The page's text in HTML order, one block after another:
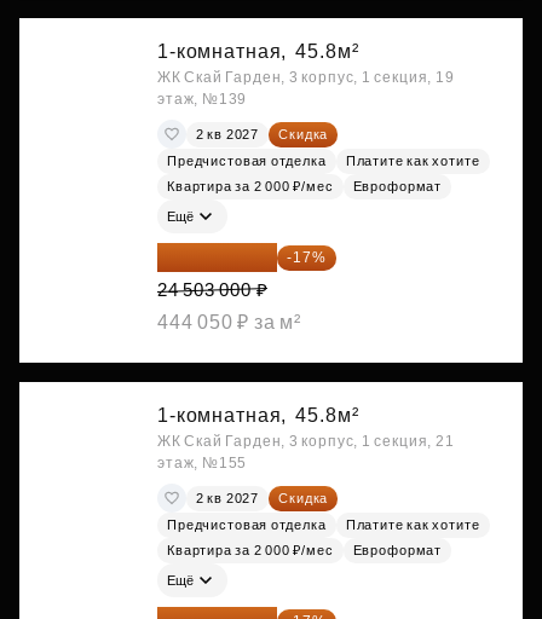
1-комнатная, 45.8м²
ЖК Скай Гарден, 3 корпус, 1 секция, 19
этаж, №139
2 кв 2027
Скидка
Предчистовая отделка
Платите как хотите
Квартира за 2 000 ₽/мес
Евроформат
Ещё
20 337 490 ₽ -17%
24 503 000 ₽
444 050 ₽ за м²
1-комнатная, 45.8м²
ЖК Скай Гарден, 3 корпус, 1 секция, 21
этаж, №155
2 кв 2027
Скидка
Предчистовая отделка
Платите как хотите
Квартира за 2 000 ₽/мес
Евроформат
Ещё